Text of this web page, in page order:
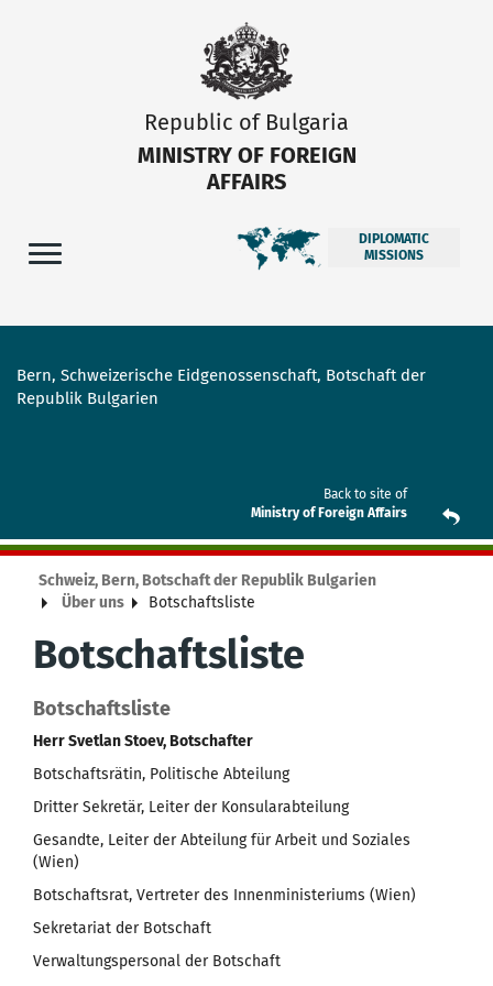
Republic of Bulgaria
MINISTRY OF FOREIGN
AFFAIRS
DIPLOMATIC
MISSIONS
Bern, Schweizerische Eidgenossenschaft, Botschaft der
Republik Bulgarien
Back to site of
Ministry of Foreign Affairs
Schweiz, Bern, Botschaft der Republik Bulgarien
Über uns
Botschaftsliste
Botschaftsliste
Botschaftsliste
Herr Svetlan Stoev, Botschafter
Botschaftsrätin, Politische Abteilung
Dritter Sekretär, Leiter der Konsularabteilung
Gesandte, Leiter der Abteilung für Arbeit und Soziales
(Wien)
Botschaftsrat, Vertreter des Innenministeriums (Wien)
Sekretariat der Botschaft
Verwaltungspersonal der Botschaft